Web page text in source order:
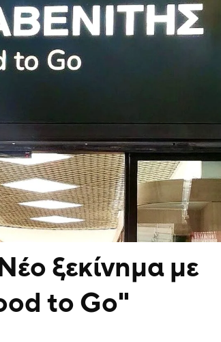
ξεκίνημα με
to Go"